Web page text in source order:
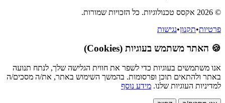
© 2026 אקסס טכנולוגיות. כל הזכויות שמורות.
פרטיות•תקנון•נגישות
🍪 האתר משתמש בעוגיות (Cookies)
אנו משתמשים בעוגיות כדי לשפר את חווית הגלישה שלך, לנתח תנועה
באתר ולהתאים תוכן ופרסומות. בהמשך השימוש באתר, את/ה מסכים/ה
למדיניות העוגיות שלנו. מידע נוסף